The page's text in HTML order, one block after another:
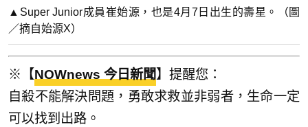
▲Super Junior成員崔始源，也是4月7日出生的壽星。（圖
／摘自始源X）
※【NOWnews 今日新聞】提醒您：
自殺不能解決問題，勇敢求救並非弱者，生命一定
可以找到出路。